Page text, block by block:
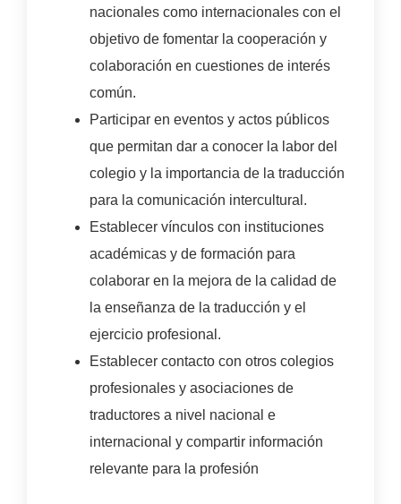
nacionales como internacionales con el
objetivo de fomentar la cooperación y
colaboración en cuestiones de interés
común.
Participar en eventos y actos públicos
que permitan dar a conocer la labor del
colegio y la importancia de la traducción
para la comunicación intercultural.
Establecer vínculos con instituciones
académicas y de formación para
colaborar en la mejora de la calidad de
la enseñanza de la traducción y el
ejercicio profesional.
Establecer contacto con otros colegios
profesionales y asociaciones de
traductores a nivel nacional e
internacional y compartir información
relevante para la profesión